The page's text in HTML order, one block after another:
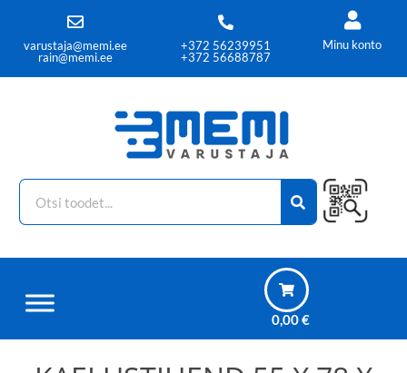
varustaja@memi.ee
rain@memi.ee
+372 56239951
+372 56688787
Minu konto
0,00€